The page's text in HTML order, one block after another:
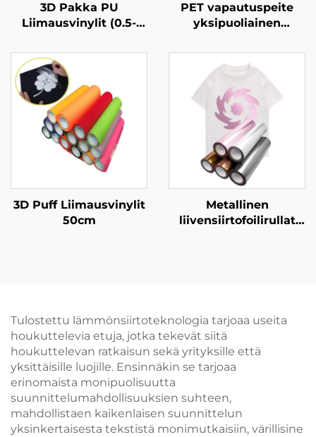
3D Pakka PU
Liimausvinylit (0.5-
Logojen Suunnitteluun
PET vapautuspeite
yksipuoliainen
statinen
3D Puff Liimausvinylit
50cm
Metallinen
liivensiirtofoilirullat
Tulostettu lämmönsiirtoteknologia tarjoaa useita
houkuttelevia etuja, jotka tekevät siitä
houkuttelevan ratkaisun sekä yrityksille että
yksittäisille luojille. Ensinnäkin se tarjoaa
erinomaista monipuolisuutta
suunnittelumahdollisuuksien suhteen,
mahdollistaen kaikenlaisen suunnittelun
yksinkertaisesta tekstistä monimutkaisiin, värillisine